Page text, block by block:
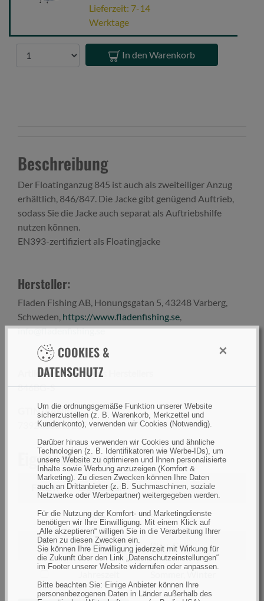
COOKIES &
DATENSCHUTZ
×
Um die ordnungsgemäße Funktion unserer Website
sicherzustellen (z. B. Warenkorb, Merkzettel und
Kundenkonto), verwenden wir Cookies (Notwendig).
Darüber hinaus verwenden wir Cookies und ähnliche
Technologien (z. B. Identifikatoren wie Werbe-IDs), um
unsere Website zu optimieren und Ihnen personalisierte
Inhalte sowie Werbung anzuzeigen (Komfort &
Marketing). Zu diesen Zwecken können Ihre Daten
auch an Drittanbieter (z. B. Suchmaschinen, soziale
Netzwerke oder Werbepartner) weitergegeben werden.
Für die Nutzung der Komfort- und Marketingdienste
benötigen wir Ihre Einwilligung. Mit einem Klick auf
„Alle akzeptieren“ willigen Sie in die Verarbeitung Ihrer
Daten zu diesen Zwecken ein.
Sie können Ihre Einwilligung jederzeit mit Wirkung für
die Zukunft über den Link „Datenschutzeinstellungen“
im Footer unserer Website widerrufen oder anpassen.
Bitte beachten Sie: Einige Anbieter können Ihre
personenbezogenen Daten in Länder außerhalb des
Blau/Gelb
S
Lieferzeit: 7-14
Werktage
In den Warenkorb
Beschreibung
Der Floatinganzug 845 ist auch als zweiteiliger Anzug
erhältlich, 846/847. Die Jacke gibt genügend Auftrieb,
sodass Sie die Jacke auch separat als Auftriebshilfe
nutzen können.
EN393-zertifiziert als Floatingjacke
Hersteller:
Fladen Fishing AB, Honungsgatan 5, 43248 Varberg,
Schweden, https://www.fladenfishing.se
info@fladenfishing.se
Artikelnummer(n) des Herstellers
846BG-S
GTIN (EAN):
7392080846115
Eigenschaften
Filtern Eigenschaft
filtern
nach
Größe
Größe S
filtern
nach
Farbe
Farbe Blau, Gelb
nach
Sommer, Winter